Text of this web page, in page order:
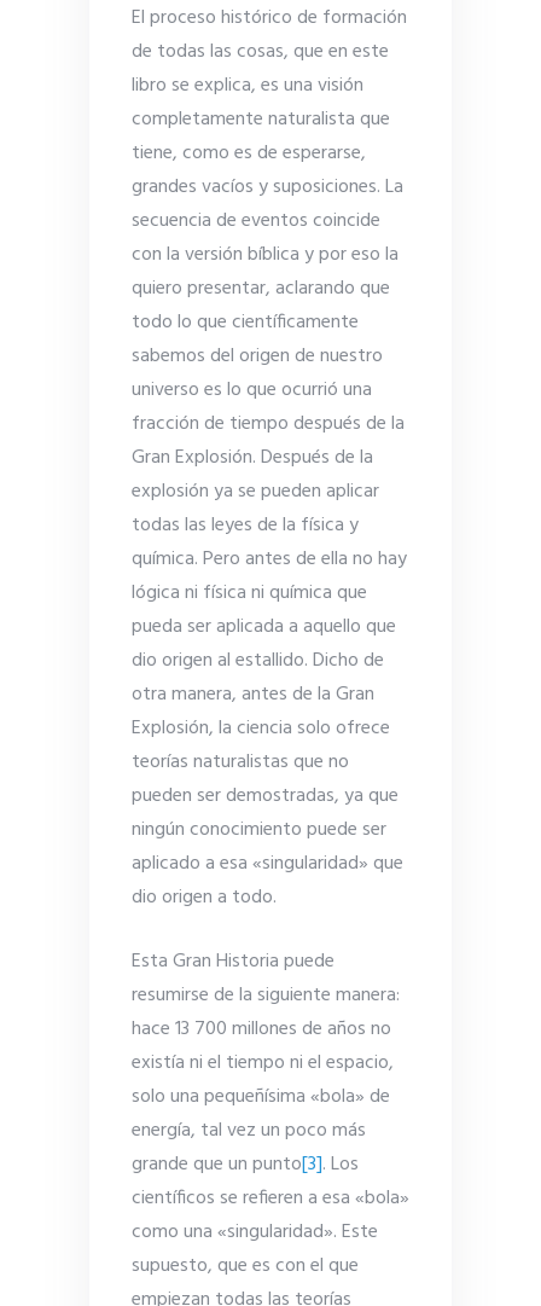
El proceso histórico de formación
de todas las cosas, que en este
libro se explica, es una visión
completamente naturalista que
tiene, como es de esperarse,
grandes vacíos y suposiciones. La
secuencia de eventos coincide
con la versión bíblica y por eso la
quiero presentar, aclarando que
todo lo que científicamente
sabemos del origen de nuestro
universo es lo que ocurrió una
fracción de tiempo después de la
Gran Explosión. Después de la
explosión ya se pueden aplicar
todas las leyes de la física y
química. Pero antes de ella no hay
lógica ni física ni química que
pueda ser aplicada a aquello que
dio origen al estallido. Dicho de
otra manera, antes de la Gran
Explosión, la ciencia solo ofrece
teorías naturalistas que no
pueden ser demostradas, ya que
ningún conocimiento puede ser
aplicado a esa «singularidad» que
dio origen a todo.
Esta Gran Historia puede
resumirse de la siguiente manera:
hace 13 700 millones de años no
existía ni el tiempo ni el espacio,
solo una pequeñísima «bola» de
energía, tal vez un poco más
grande que un punto[3]. Los
científicos se refieren a esa «bola»
como una «singularidad». Este
supuesto, que es con el que